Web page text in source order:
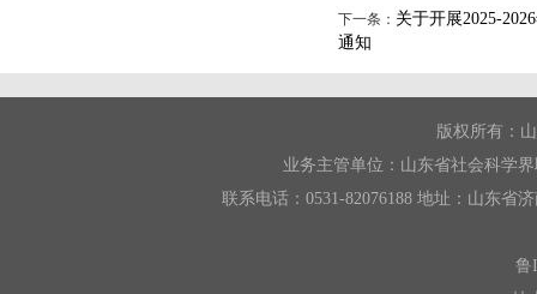
下一条： 关于开展2025-
通知
版权所有：
业务主管单位：山东省社会科学
联系电话：0531-82076188 地址：山东省
鲁